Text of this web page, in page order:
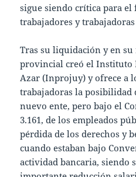
sigue siendo crítica para
trabajadores y
Tras su liquidación y en
provincial creó el Instituto
Azar (Inprojuy) y ofrece a
trabajadoras la posibilidad
nuevo ente, pero bajo el
3.161, de los empleados
pérdida de los derechos y
cuando estaban bajo
actividad bancaria, siendo